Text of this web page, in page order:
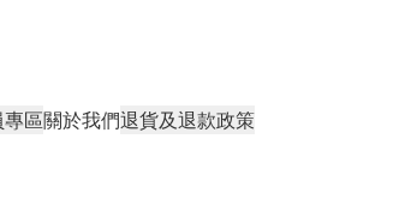
區關於我們退貨及退款政策